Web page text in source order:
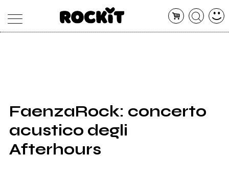
SHOP
RADIO
FaenzaRock: concerto
acustico degli
Afterhours